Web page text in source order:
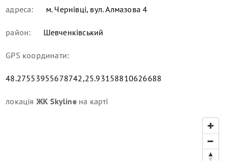
адреса: м. Чернівці, вул. Алмазова 4
район: Шевченківський
GPS координати:
48.27553955678742,25.93158810626688
локація ЖК Skylineна карті